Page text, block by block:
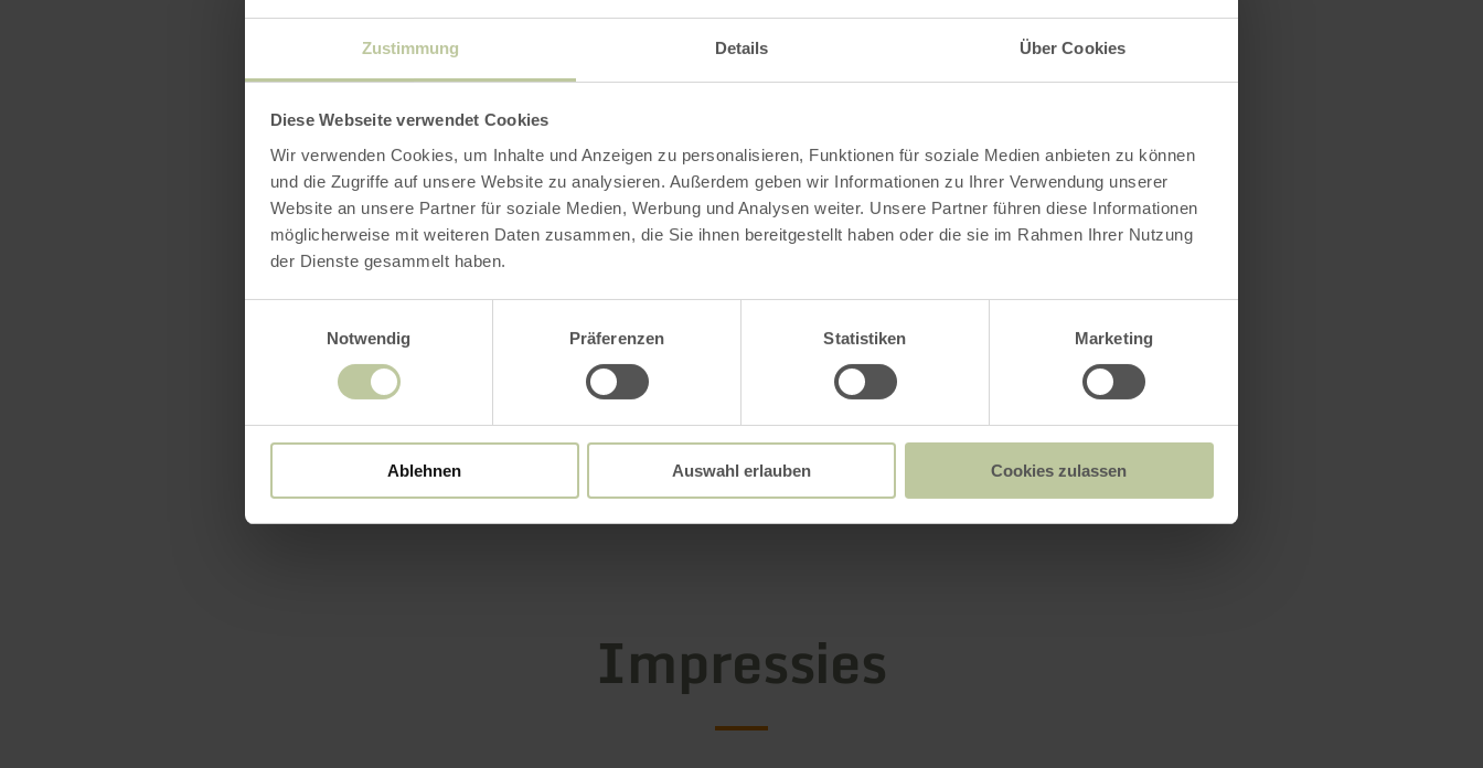
Zustimmung Details Über Cookies
Diese Webseite verwendet Cookies
Wir verwenden Cookies, um Inhalte und Anzeigen zu personalisieren, Funktionen für soziale Medien anbieten zu können
und die Zugriffe auf unsere Website zu analysieren. Außerdem geben wir Informationen zu Ihrer Verwendung unserer
Website an unsere Partner für soziale Medien, Werbung und Analysen weiter. Unsere Partner führen diese Informationen
möglicherweise mit weiteren Daten zusammen, die Sie ihnen bereitgestellt haben oder die sie im Rahmen Ihrer Nutzung
der Dienste gesammelt haben.
Notwendig
Präferenzen Statistiken Marketing
Ablehnen Auswahl erlauben Cookies zulassen
Meer informatie
Openingstijden
Kenmerken / bijzonderheden
Categorieën
Aantal zitplaatsen
Impressies